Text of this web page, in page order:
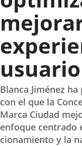
usuario
Blanca Jiménez
con el que la
Marca Ciudad
enfoque centrado
cionamiento y la